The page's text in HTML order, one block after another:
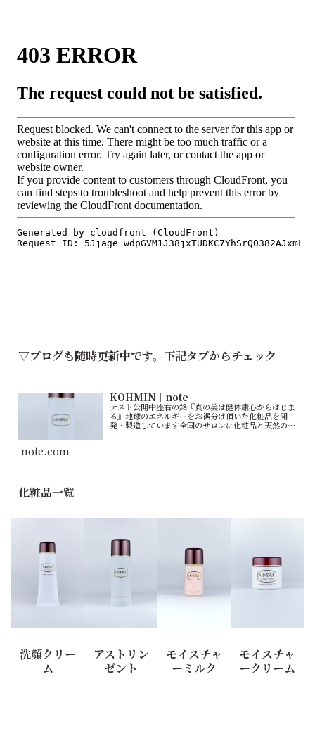
▽ブログも随時更新中です。下記タブからチェック
KOHMIN｜note
テスト公開中座右の銘『真の美は健体康心からはじま
る』地球のエネルギーをお裾分け頂いた化粧品を開
発・製造しています全国のサロンに化粧品と天然のイ
note.com
化粧品一覧
洗顔クリー
ム
アストリン
ゼント
モイスチャ
ーミルク
モイスチャ
ークリーム